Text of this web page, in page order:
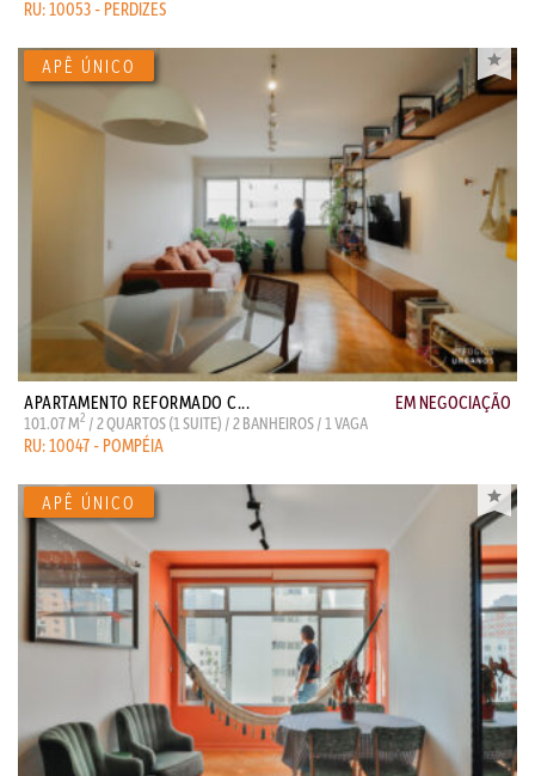
RU: 10053 - PERDIZES
APARTAMENTO REFORMADO C... EM NEGOCIAÇÃO
101.07 M2 / 2 QUARTOS (1 SUITE) / 2 BANHEIROS / 1 VAGA
RU: 10047 - POMPÉIA